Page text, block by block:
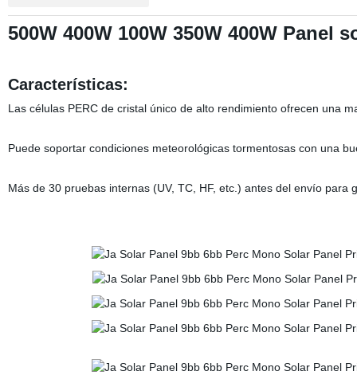
500W 400W 100W 350W 400W Panel
Características:
Las células PERC de cristal único de alto rendimiento ofrecen una
Puede soportar condiciones meteorológicas tormentosas con una
Más de 30 pruebas internas (UV, TC, HF, etc.) antes del envío para